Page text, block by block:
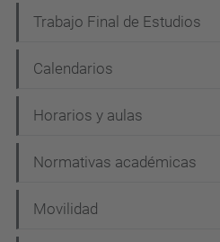
Trabajo Final de Estudios
Calendarios
Horarios y aulas
Normativas académicas
Movilidad